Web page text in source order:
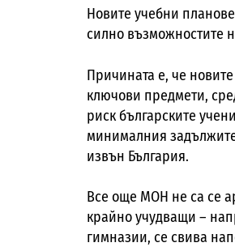
Новите учебни
силно възможностите
Причината е, че
ключови предмети,
риск българските
минималния
извън България.
Все още МОН не са се
крайно учудващи –
гимназии, се свива